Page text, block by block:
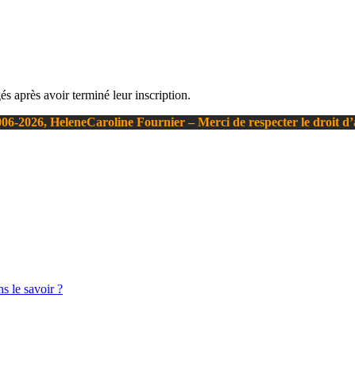
après avoir terminé leur inscription.
2026, HeleneCaroline Fournier – Merci de respecter le droit
le savoir ?